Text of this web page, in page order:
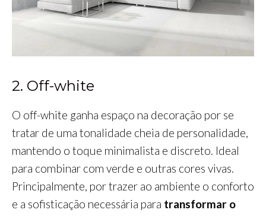
2. Off-white
O off-white ganha espaço na decoração por se
tratar de uma tonalidade cheia de personalidade,
mantendo o toque minimalista e discreto. Ideal
para combinar com verde e outras cores vivas.
Principalmente, por trazer ao ambiente o conforto
e a sofisticação necessária para transformar o